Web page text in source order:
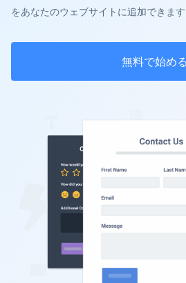
をあなたのウェブサイトに追加できます
無料で始める